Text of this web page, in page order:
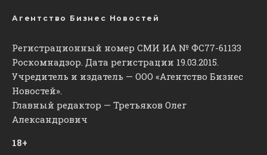
Агентство Бизнес Новостей
Регистрационный номер СМИ ИА № ФС77-61133
Роскомнадзор. Дата регистрации 19.03.2015.
Учредитель и издатель — ООО «Агентство Бизнес
Новостей».
Главный редактор — Третьяков Олег
Александрович
18+